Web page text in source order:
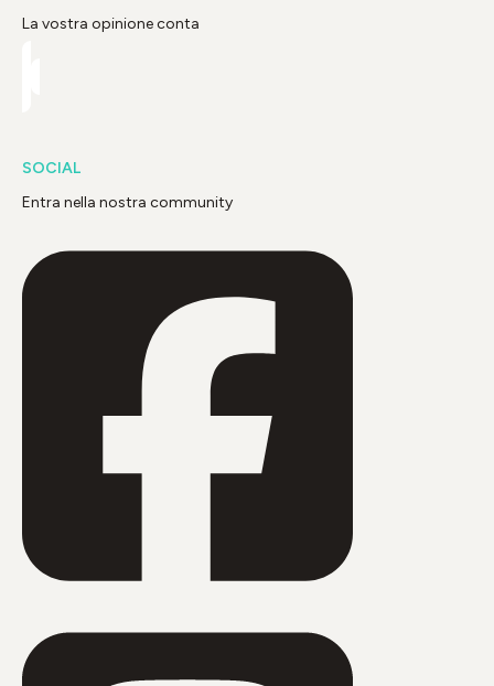
La vostra opinione conta
SOCIAL
Entra nella nostra community